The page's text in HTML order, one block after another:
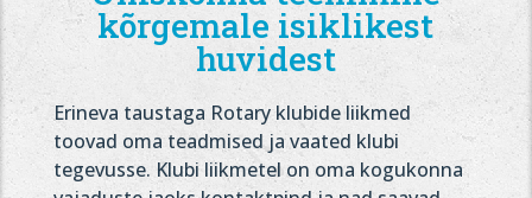
kõrgemale isiklikest
huvidest
Erineva taustaga Rotary klubide liikmed
toovad oma teadmised ja vaated klubi
tegevusse. Klubi liikmetel on oma kogukonna